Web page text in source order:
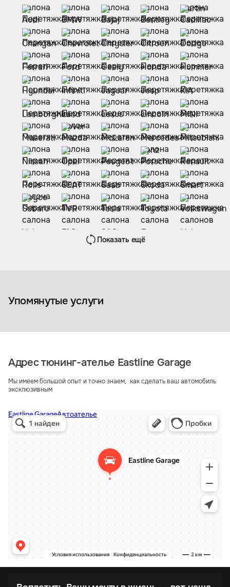
Показать ещё
Упомянутые услуги
Кузовной ремонт и покраска
Адрес тюнинг-ателье Eastline Garage
Мы имеем большой опыт и точно знаем, как сделать ваш автомобиль
эксклюзивным